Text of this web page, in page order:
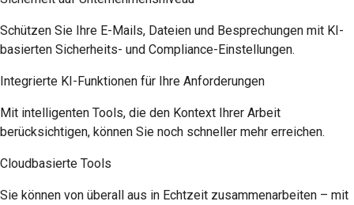
Schützen Sie Ihre E-Mails, Dateien und Besprechungen mit KI-
basierten Sicherheits- und Compliance-Einstellungen.
Integrierte KI-Funktionen für Ihre Anforderungen
Mit intelligenten Tools, die den Kontext Ihrer Arbeit
berücksichtigen, können Sie noch schneller mehr erreichen.
Cloudbasierte Tools
Sie können von überall aus in Echtzeit zusammenarbeiten – mit